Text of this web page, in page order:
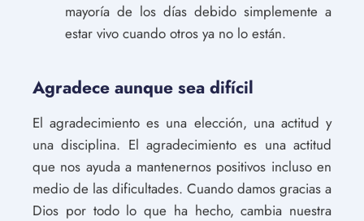
mayoría de los días debido simplemente a
estar vivo cuando otros ya no lo están.
Agradece aunque sea difícil
El agradecimiento es una elección, una actitud y
una disciplina. El agradecimiento es una actitud
que nos ayuda a mantenernos positivos incluso en
medio de las dificultades. Cuando damos gracias a
Dios por todo lo que ha hecho, cambia nuestra